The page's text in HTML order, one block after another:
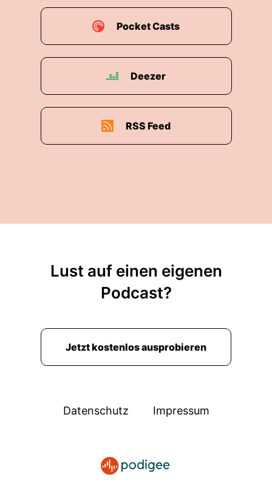
Pocket Casts
Deezer
RSS Feed
Lust auf einen eigenen
Podcast?
Jetzt kostenlos ausprobieren
Datenschutz Impressum